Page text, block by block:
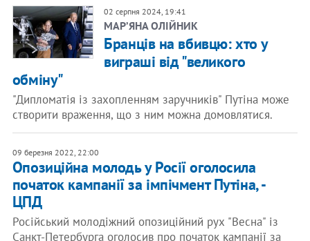
02 серпня 2024, 19:41
МАРʼЯНА ОЛІЙНИК
Бранців на вбивцю: хто у
виграші від "великого
обміну"
"Дипломатія із захопленням заручників" Путіна може
створити враження, що з ним можна домовлятися.
09 березня 2022, 22:00
Опозиційна молодь у Росії оголосила
початок кампанії за імпічмент Путіна, -
ЦПД
Російський молодіжний опозиційний рух "Весна" із
Санкт-Петербурга оголосив про початок кампанії за